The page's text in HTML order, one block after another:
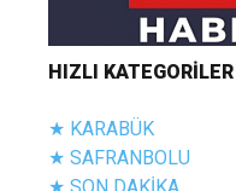
HIZLI KATEGORİLER
★ KARABÜK
★ SAFRANBOLU